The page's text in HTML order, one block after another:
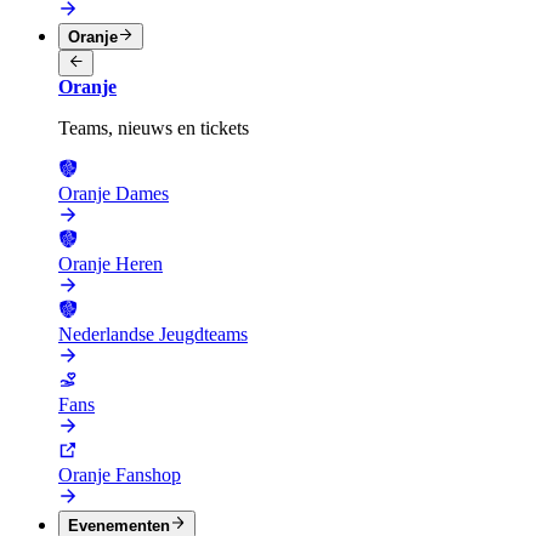
Oranje
Oranje
Teams, nieuws en tickets
Oranje Dames
Oranje Heren
Nederlandse Jeugdteams
Fans
Oranje Fanshop
Evenementen